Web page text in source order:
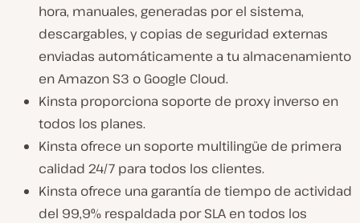
hora, manuales, generadas por el sistema,
descargables, y copias de seguridad externas
enviadas automáticamente a tu almacenamiento
en Amazon S3 o Google Cloud.
Kinsta proporciona soporte de proxy inverso en
todos los planes.
Kinsta ofrece un soporte multilingüe de primera
calidad 24/7 para todos los clientes.
Kinsta ofrece una garantía de tiempo de actividad
del 99,9% respaldada por SLA en todos los